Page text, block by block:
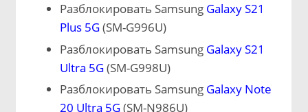
Разблокировать Samsung Galaxy S21
Plus 5G(SM-G996U)
Разблокировать Samsung Galaxy S21
Ultra 5G(SM-G998U)
Разблокировать Samsung Galaxy Note
20 Ultra 5G(SM-N986U)